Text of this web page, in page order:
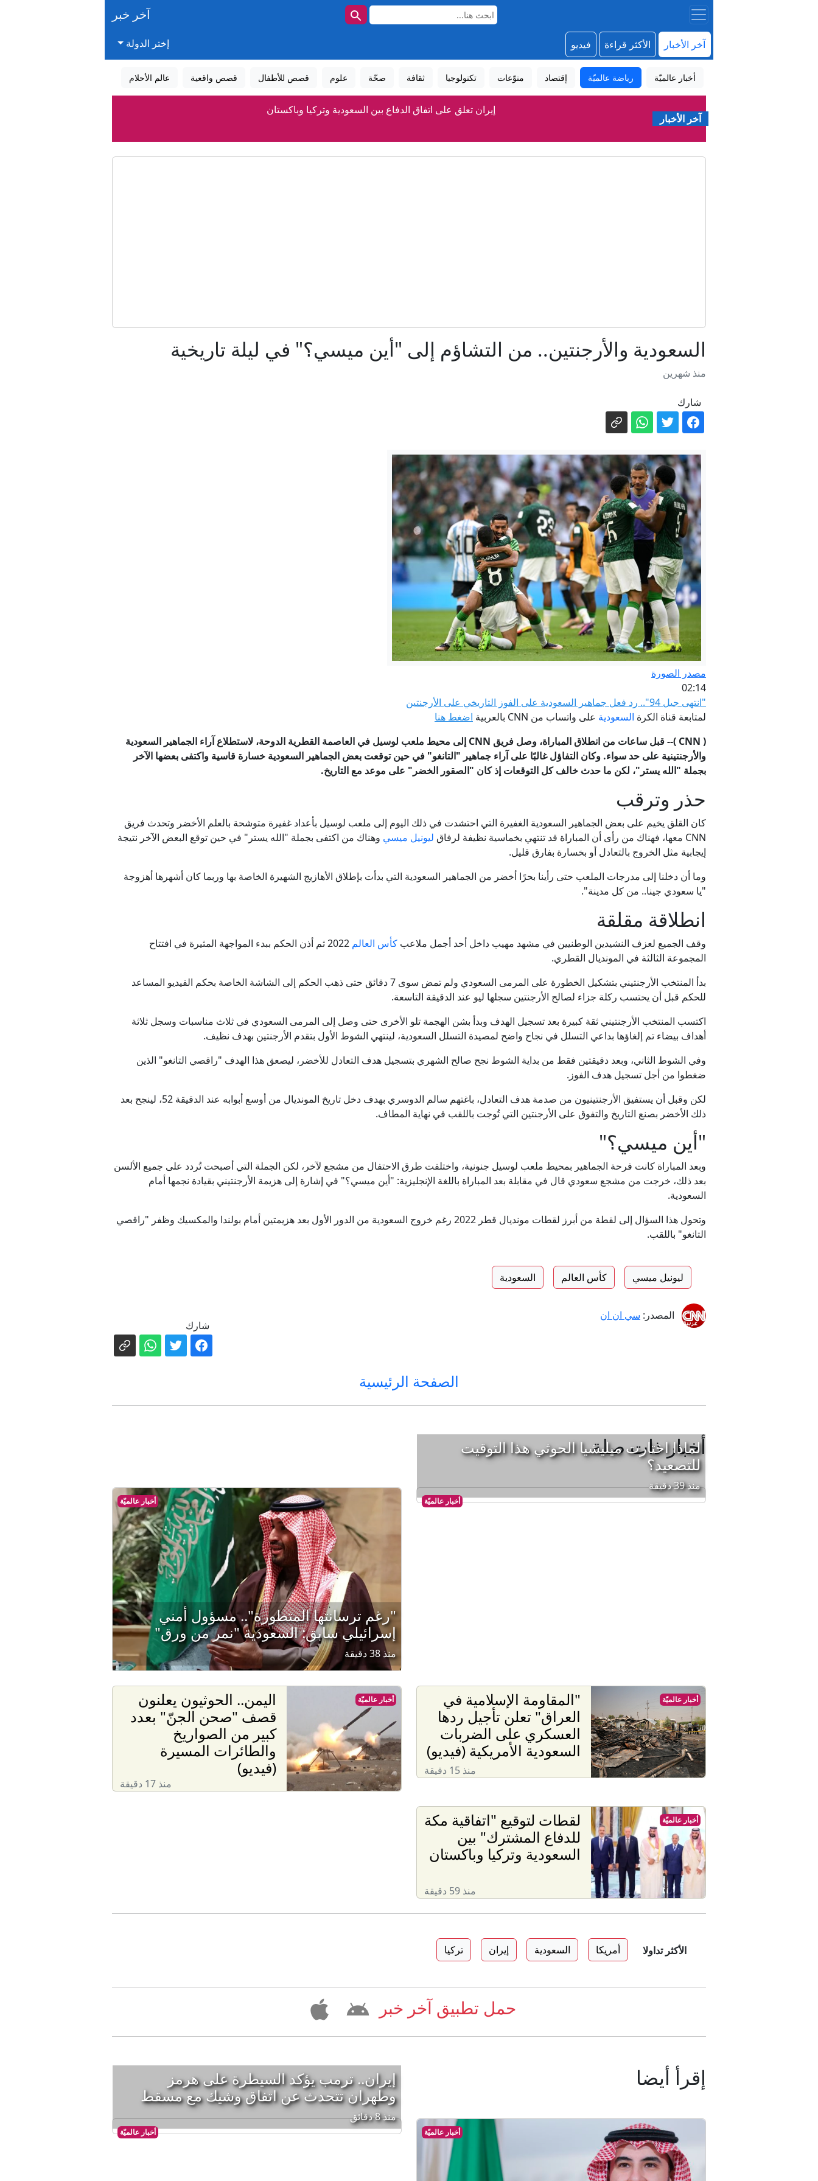
آخر خبر
آخر الأخبار الأكثر قراءة فيديو إختر الدولة
أخبار عالميّة رياضة عالميّة إقتصاد منوّعات تكنولوجيا ثقافة صحّة علوم قصص للأطفال قصص واقعية عالم الأحلام
آخر الأخبار
إيران تعلق على اتفاق الدفاع بين السعودية وتركيا وباكستان
السعودية توضح أهداف اتفاقية الدفاع المشترك مع تركيا وباكستان
سكان قرية بلغارية قلقون من "عواقب" تورط قريتهم في حرب إيران
"رغم ترسانتها المتطورة".. مسؤول أمني إسرائيلي سابق: السعودية "نمر من ورق"
الخارجية الأمريكية: واشنطن تتحرك لقطع شريان التمويل غير المشروع الذي تعتمد عليه إيران
محمد صلاح: ما هو سر الاحتفال الذي أداه أمام جمهور طرابزون سبور التركي؟
The Atlantic: إيلون ماسك رفض مساعدة أوكرانيا في توجيه ضربات ضد روسيا
مواجهات مع نتنياهو وخلافات بالكابينت بشأن خطة ترمب حول غزة
روسيا.. قصف مسيرة جوية أوكرانية لمبنى سكني في كيرتش يسفر عن سقوط قتلى
فوتشيتش يكشف أجندة محادثاته المقبلة مع زيلينسكي ويوضح موقفه من العقوبات ضد روسيا
اتفاقية الدفاع المشترك بين السعودية وباكستان وتركيا.. ما الذي نعرفه حتى الآن؟
السعودية والأرجنتين.. من التشاؤم إلى "أين ميسي؟" في ليلة تاريخية
منذ شهرين
شارك
مصدر الصورة
02:14
"انتهى جيل 94".. رد فعل جماهير السعودية على الفوز التاريخي على الأرجنتين
لمتابعة قناة الكرة السعودية على واتساب من CNN بالعربية
اضغط هنا
(
CNN )-- قبل ساعات من انطلاق المباراة، وصل فريق CNN إلى محيط ملعب لوسيل في العاصمة القطرية الدوحة، لاستطلاع آراء الجماهير السعودية
والأرجنتينية على حد سواء. وكان التفاؤل غالبًا على آراء جماهير "التانغو" في حين توقعت بعض الجماهير السعودية خسارة قاسية واكتفى بعضها الآخر
بجملة "الله يستر"، لكن ما حدث خالف كل التوقعات إذ كان "الصقور الخضر" على موعد مع التاريخ.
حذر وترقب
كان القلق يخيم على بعض الجماهير السعودية الغفيرة التي احتشدت في ذلك اليوم إلى ملعب لوسيل بأعداد غفيرة متوشحة بالعلم الأخضر وتحدث فريق
CNN معها، فهناك من رأى أن المباراة قد تنتهي بخماسية نظيفة لرفاق
ليونيل ميسي وهناك من اكتفى بجملة "الله يستر" في حين توقع البعض الآخر نتيجة
إيجابية مثل الخروج بالتعادل أو بخسارة بفارق قليل.
وما أن دخلنا إلى مدرجات الملعب حتى رأينا بحرًا أخضر من الجماهير السعودية التي بدأت بإطلاق الأهازيج الشهيرة الخاصة بها وربما كان أشهرها أهزوجة
"يا سعودي جينا.. من كل مدينة".
انطلاقة مقلقة
وقف الجميع لعزف النشيدين الوطنيين في مشهد مهيب داخل أحد أجمل ملاعب كأس العالم
2022 ثم أذن الحكم ببدء المواجهة المثيرة في افتتاح
المجموعة الثالثة في المونديال القطري.
بدأ المنتخب الأرجنتيني بتشكيل الخطورة على المرمى السعودي ولم تمض سوى 7 دقائق حتى ذهب الحكم إلى الشاشة الخاصة بحكم الفيديو المساعد
للحكم قبل أن يحتسب ركلة جزاء لصالح الأرجنتين سجلها ليو عند الدقيقة التاسعة.
اكتسب المنتخب الأرجنتيني ثقة كبيرة بعد تسجيل الهدف وبدأ بشن الهجمة تلو الأخرى حتى وصل إلى المرمى السعودي في ثلاث مناسبات وسجل ثلاثة
أهداف بيضاء تم إلغاؤها بداعي التسلل في نجاح واضح لمصيدة التسلل السعودية، لينتهي الشوط الأول بتقدم الأرجنتين بهدف نظيف.
وفي الشوط الثاني، وبعد دقيقتين فقط من بداية الشوط نجح صالح الشهري بتسجيل هدف التعادل للأخضر، ليصعق هذا الهدف "راقصي التانغو" الذين
ضغطوا من أجل تسجيل هدف الفوز.
لكن وقبل أن يستفيق الأرجنتينيون من صدمة هدف التعادل، باغتهم سالم الدوسري بهدف دخل تاريخ المونديال من أوسع أبوابه عند الدقيقة 52، لينجح بعد
ذلك الأخضر بصنع التاريخ والتفوق على الأرجنتين التي تُوجت باللقب في نهاية المطاف.
"أين ميسي؟"
وبعد المباراة كانت فرحة الجماهير بمحيط ملعب لوسيل جنونية، واختلفت طرق الاحتفال من مشجع لآخر، لكن الجملة التي أصبحت تُردد على جميع الألسن
بعد ذلك، خرجت من مشجع سعودي قال في مقابلة بعد المباراة باللغة الإنجليزية: "أين ميسي؟" في إشارة إلى هزيمة الأرجنتيني بقيادة نجمها أمام
السعودية.
وتحول هذا السؤال إلى لقطة من أبرز لقطات مونديال قطر 2022 رغم خروج السعودية من الدور الأول بعد هزيمتين أمام بولندا والمكسيك وظفر "راقصي
التانغو" باللقب.
ليونيل ميسي كأس العالم السعودية
المصدر: سي ان ان
شارك
الصفحة الرئيسية
أخبار ذات صلة
أخبار عالميّة
لماذا اختارت ميليشيا الحوثي هذا التوقيت
للتصعيد؟
منذ 39 دقيقة
أخبار عالميّة
"رغم ترسانتها المتطورة".. مسؤول أمني
إسرائيلي سابق: السعودية "نمر من ورق"
منذ 38 دقيقة
"المقاومة الإسلامية في
العراق" تعلن تأجيل ردها
العسكري على الضربات
السعودية الأمريكية (فيديو)
منذ 15 دقيقة
أخبار عالميّة
اليمن.. الحوثيون يعلنون
قصف "صحن الجنّ" بعدد
كبير من الصواريخ
والطائرات المسيرة
(فيديو)
منذ 17 دقيقة
أخبار عالميّة
لقطات لتوقيع "اتفاقية مكة
للدفاع المشترك" بين
السعودية وتركيا وباكستان
منذ 59 دقيقة
أخبار عالميّة
الأكثر تداولا أمريكا السعودية إيران تركيا
حمل تطبيق آخر خبر
إقرأ أيضا
أخبار عالميّة أخبار عالميّة
إيران.. ترمب يؤكد السيطرة على هرمز
وطهران تتحدث عن اتفاق وشيك مع مسقط
منذ 8 دقائق